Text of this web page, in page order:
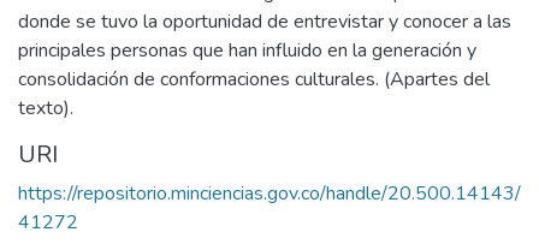
donde se tuvo la oportunidad de entrevistar y conocer a las
principales personas que han influido en la generación y
consolidación de conformaciones culturales. (Apartes del
texto).
URI
https://repositorio.minciencias.gov.co/handle/20.500.14143/
41272